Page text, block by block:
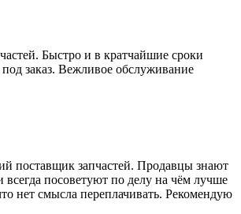
Быстро и в кратчайшие сроки
под заказ. Вежливое обслуживание
поставщик запчастей. Продавцы знают
всегда посоветуют по делу на чём лучше
нет смысла переплачивать. Рекомендую